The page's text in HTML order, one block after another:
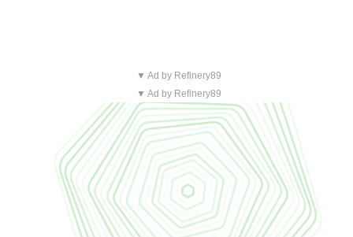
▼ Ad by Refinery89
▼ Ad by Refinery89